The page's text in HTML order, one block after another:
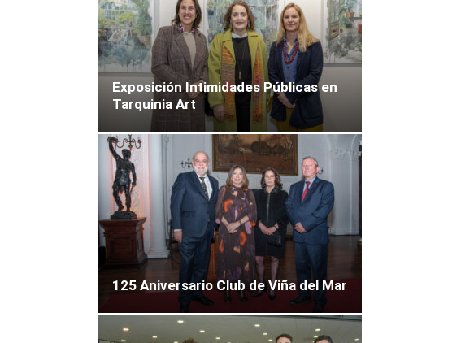
Exposición Intimidades Públicas en
Tarquinia Art
125 Aniversario Club de Viña del Mar